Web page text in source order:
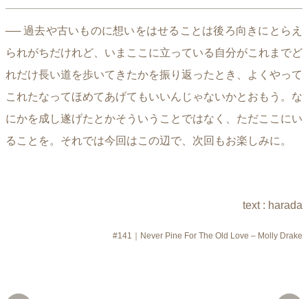
── 過去や古いものに想いをはせることは後ろ向きにとらえ
られがちだけれど、いまここに立っている自分がこれまでど
れだけ長い道を歩いてきたかを振り返ったとき、よくやって
これたなってほめてあげてもいいんじゃないかとおもう。な
にかを成し遂げたとかそういうことではなく、ただここにい
ることを。それでは今回はこの辺で、次回もお楽しみに。
text : harada
#141｜Never Pine For The Old Love – Molly Drake